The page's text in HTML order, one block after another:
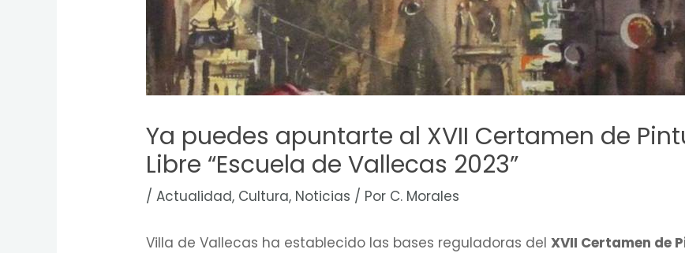
Ya puedes apuntarte al XVII Certamen de
Libre “Escuela de Vallecas 2023”
/Actualidad, Cultura, Noticias / Por C. Morales
Villa de Vallecas ha establecido las bases reguladoras delXVII Certamen de